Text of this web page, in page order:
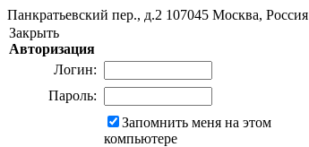
Панкратьевский пер., д.2 107045 Москва, Россия
Закрыть
Авторизация
Логин:
Пароль:
Запомнить меня на этом
компьютере